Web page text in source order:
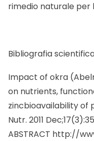
rimedio naturale per
Bibliografia
Impact of okra
on nutrients,
zincbioavailability of
Nutr. 2011
ABSTRACT http://